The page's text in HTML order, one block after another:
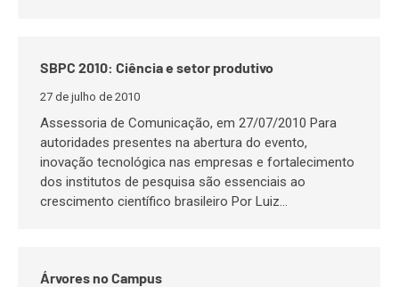
SBPC 2010: Ciência e setor produtivo
27 de julho de 2010
Assessoria de Comunicação, em 27/07/2010 Para
autoridades presentes na abertura do evento,
inovação tecnológica nas empresas e fortalecimento
dos institutos de pesquisa são essenciais ao
crescimento científico brasileiro Por Luiz…
Árvores no Campus